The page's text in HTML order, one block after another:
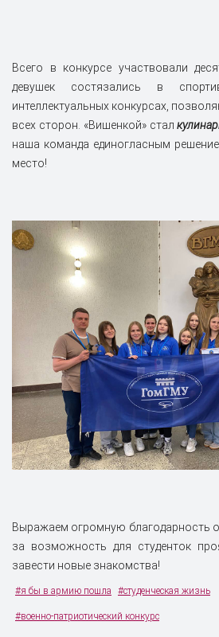
Всего в конкурсе участвовали
девушек состязались в
интеллектуальных конкурсах,
всех сторон. «Вишенкой» стал
наша команда единогласным
место!
Выражаем огромную благодарность
за возможность для студенток
завести новые знакомства!
#я бы в армию пошла #студенческая жизнь
#военно-патриотический конкурс